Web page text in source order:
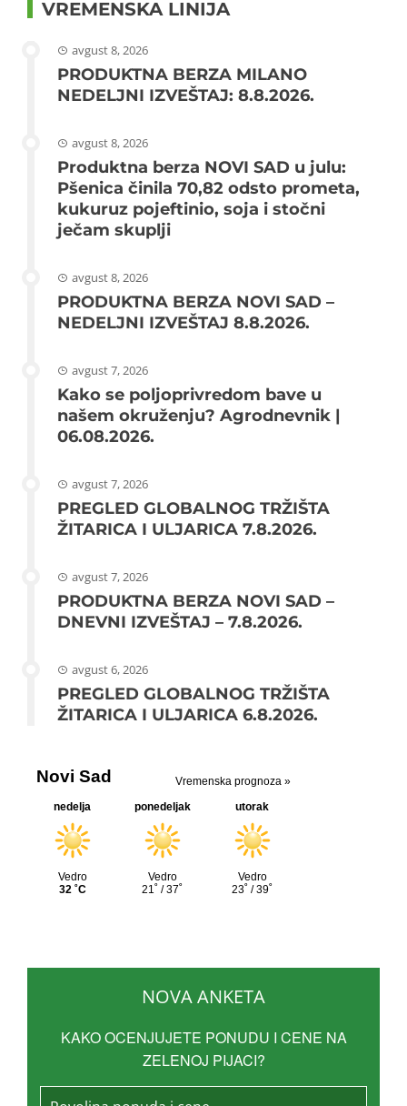
VREMENSKA LINIJA
avgust 8, 2026
PRODUKTNA BERZA MILANO
NEDELJNI IZVEŠTAJ: 8.8.2026.
avgust 8, 2026
Produktna berza NOVI SAD u julu:
Pšenica činila 70,82 odsto prometa,
kukuruz pojeftinio, soja i stočni
ječam skuplji
avgust 8, 2026
PRODUKTNA BERZA NOVI SAD –
NEDELJNI IZVEŠTAJ 8.8.2026.
avgust 7, 2026
Kako se poljoprivredom bave u
našem okruženju? Agrodnevnik |
06.08.2026.
avgust 7, 2026
PREGLED GLOBALNOG TRŽIŠTA
ŽITARICA I ULJARICA 7.8.2026.
avgust 7, 2026
PRODUKTNA BERZA NOVI SAD –
DNEVNI IZVEŠTAJ – 7.8.2026.
avgust 6, 2026
PREGLED GLOBALNOG TRŽIŠTA
ŽITARICA I ULJARICA 6.8.2026.
NOVA ANKETA
KAKO OCENJUJETE PONUDU I CENE NA
ZELENOJ PIJACI?